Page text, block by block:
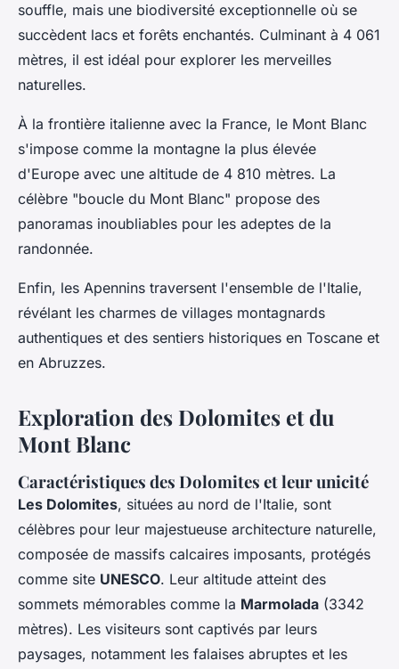
souffle, mais une biodiversité exceptionnelle où se
succèdent lacs et forêts enchantés. Culminant à 4 061
mètres, il est idéal pour explorer les merveilles
naturelles.
À la frontière italienne avec la France, le Mont Blanc
s'impose comme la montagne la plus élevée
d'Europe avec une altitude de 4 810 mètres. La
célèbre "boucle du Mont Blanc" propose des
panoramas inoubliables pour les adeptes de la
randonnée.
Enfin, les Apennins traversent l'ensemble de l'Italie,
révélant les charmes de villages montagnards
authentiques et des sentiers historiques en Toscane et
en Abruzzes.
Exploration des Dolomites et du
Mont Blanc
Caractéristiques des Dolomites et leur unicité
Les Dolomites, situées au nord de l'Italie, sont
célèbres pour leur majestueuse architecture naturelle,
composée de massifs calcaires imposants, protégés
comme site UNESCO. Leur altitude atteint des
sommets mémorables comme la Marmolada (3342
mètres). Les visiteurs sont captivés par leurs
paysages, notamment les falaises abruptes et les